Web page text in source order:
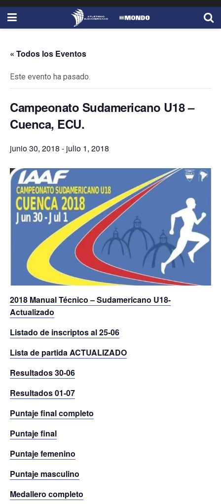
« Todos los Eventos
Este evento ha pasado.
Campeonato Sudamericano U18 –
Cuenca, ECU.
junio 30, 2018 - julio 1, 2018
2018 Manual Técnico – Sudamericano U18-
Actualizado
Listado de inscriptos al 25-06
Lista de partida ACTUALIZADO
Resultados 30-06
Resultados 01-07
Puntaje final completo
Puntaje final
Puntaje femenino
Puntaje masculino
Medallero completo